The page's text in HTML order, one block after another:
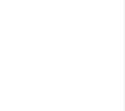
ажиллаж
сэргийлж
байна